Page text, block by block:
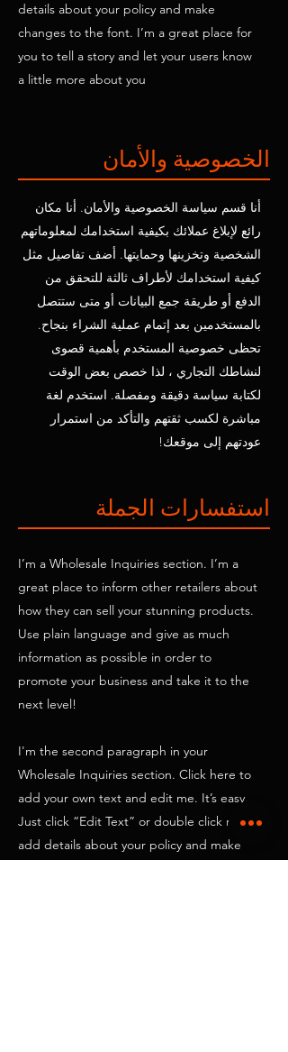
details about your policy and make
changes to the font. I’m a great place for
you to tell a story and let your users know
a little more about you
الخصوصية والأمان
أنا قسم سياسة الخصوصية والأمان. أنا مكان
رائع لإبلاغ عملائك بكيفية استخدامك لمعلوماتهم
الشخصية وتخزينها وحمايتها. أضف تفاصيل مثل
كيفية استخدامك لأطراف ثالثة للتحقق من
الدفع أو طريقة جمع البيانات أو متى ستتصل
بالمستخدمين بعد إتمام عملية الشراء بنجاح.
تحظى خصوصية المستخدم بأهمية قصوى
لنشاطك التجاري ، لذا خصص بعض الوقت
لكتابة سياسة دقيقة ومفصلة. استخدم لغة
مباشرة لكسب ثقتهم والتأكد من استمرار
عودتهم إلى موقعك!
استفسارات الجملة
I’m a Wholesale Inquiries section. I’m a
great place to inform other retailers about
how they can sell your stunning products.
Use plain language and give as much
information as possible in order to
promote your business and take it to the
next level!
I'm the second paragraph in your
Wholesale Inquiries section. Click here to
add your own text and edit me. It’s easy.
Just click “Edit Text” or double click me to
add details about your policy and make